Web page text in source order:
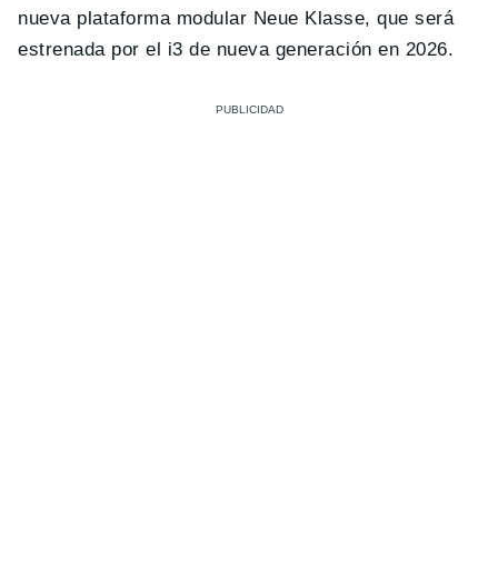
nueva plataforma modular Neue Klasse, que será
estrenada por el i3 de nueva generación en 2026.